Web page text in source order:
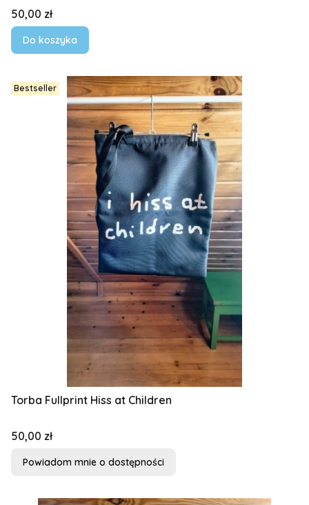
Cena
50,00 zł
Do koszyka
Bestseller
Torba Fullprint Hiss at Children
Cena
50,00 zł
Powiadom mnie o dostępności